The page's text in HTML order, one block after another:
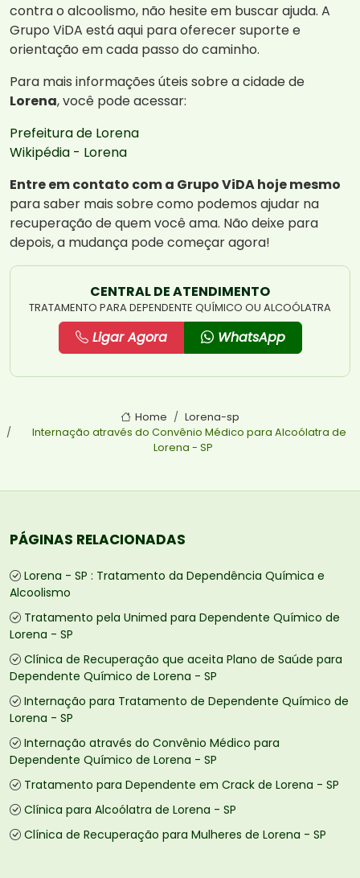
contra o alcoolismo, não hesite em buscar ajuda. A
Grupo ViDA está aqui para oferecer suporte e
orientação em cada passo do caminho.
Para mais informações úteis sobre a cidade de
Lorena, você pode acessar:
Prefeitura de Lorena
Wikipédia - Lorena
Entre em contato com a Grupo ViDA hoje mesmo
para saber mais sobre como podemos ajudar na
recuperação de quem você ama. Não deixe para
depois, a mudança pode começar agora!
CENTRAL DE ATENDIMENTO
TRATAMENTO PARA DEPENDENTE QUÍMICO OU ALCOÓLATRA
Ligar Agora WhatsApp
Home
Lorena-sp
Internação através do Convênio Médico para Alcoólatra de
Lorena - SP
PÁGINAS RELACIONADAS
Lorena - SP : Tratamento da Dependência Química e
Alcoolismo
Tratamento pela Unimed para Dependente Químico de
Lorena - SP
Clínica de Recuperação que aceita Plano de Saúde para
Dependente Químico de Lorena - SP
Internação para Tratamento de Dependente Químico de
Lorena - SP
Internação através do Convênio Médico para
Dependente Químico de Lorena - SP
Tratamento para Dependente em Crack de Lorena - SP
Clínica para Alcoólatra de Lorena - SP
Clínica de Recuperação para Mulheres de Lorena - SP